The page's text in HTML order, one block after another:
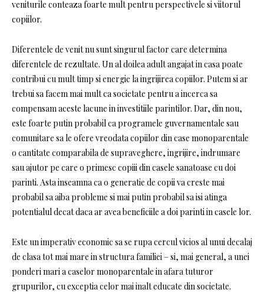
veniturile conteaza foarte mult pentru perspectivele si viitorul
copiilor.
Diferentele de venit nu sunt singurul factor care determina
diferentele de rezultate. Un al doilea adult angajat in casa poate
contribui cu mult timp si energie la ingrijirea copiilor. Putem si ar
trebui sa facem mai mult ca societate pentru a incerca sa
compensam aceste lacune in investitiile parintilor. Dar, din nou,
este foarte putin probabil ca programele guvernamentale sau
comunitare sa le ofere vreodata copiilor din case monoparentale
o cantitate comparabila de supraveghere, ingrijire, indrumare
sau ajutor pe care o primesc copiii din casele sanatoase cu doi
parinti. Asta inseamna ca o generatie de copii va creste mai
probabil sa aiba probleme si mai putin probabil sa isi atinga
potentialul decat daca ar avea beneficiile a doi parinti in casele lor.
Este un imperativ economic sa se rupa cercul vicios al unui decalaj
de clasa tot mai mare in structura familiei – si, mai general, a unei
ponderi mari a caselor monoparentale in afara tuturor
grupurilor, cu exceptia celor mai inalt educate din societate.